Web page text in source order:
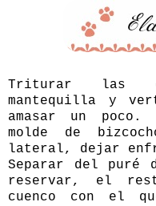
Triturar las
mantequilla y
amasar un
molde de
lateral, dejar
Separar del puré
reservar, el
cuenco con el